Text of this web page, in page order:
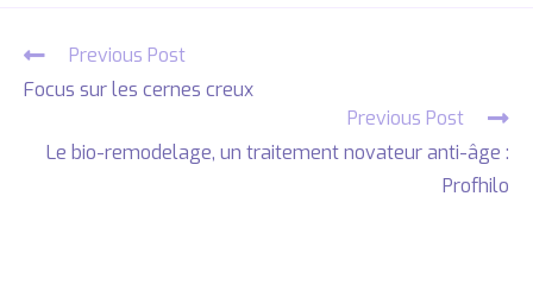
Previous Post
Focus sur les cernes creux
Previous Post
Le bio-remodelage, un traitement novateur anti-âge :
Profhilo